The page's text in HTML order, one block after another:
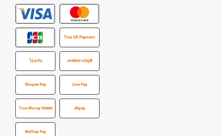
Thai QR Payment
โอนเงิน เครดิตทางบัญชี
Shopee Pay Line Pay
True Money Wallet Alipay
WeChat Pay